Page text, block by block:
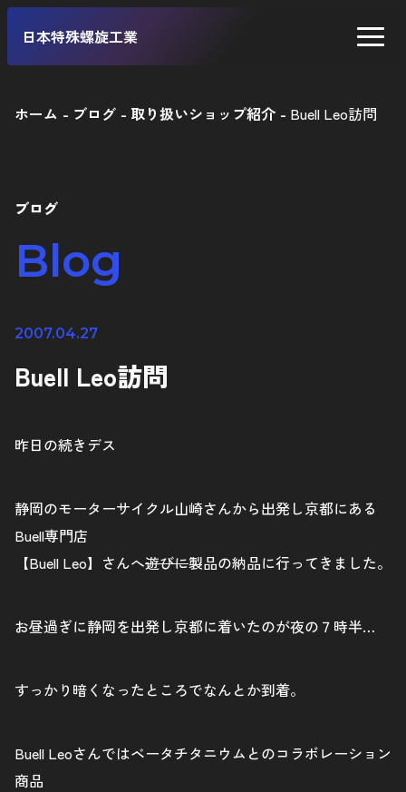
日本特殊螺旋工業
工業製品
ホーム ブログ 取り扱いショップ紹介 Buell Leo訪問
ブログ
Blog
2007.04.27
Buell Leo訪問
昨日の続きデス
静岡のモーターサイクル山崎さんから出発し京都にある
Buell専門店
【Buell Leo】さんへ遊びに製品の納品に行ってきました。
お昼過ぎに静岡を出発し京都に着いたのが夜の７時半…
すっかり暗くなったところでなんとか到着。
Buell Leoさんではベータチタニウムとのコラボレーション
商品